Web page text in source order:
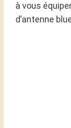
à vous
d’antenne